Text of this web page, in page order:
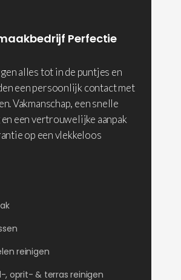
Perfectie
alles tot in de puntjes en
een persoonlijk contact met
Vakmanschap, een snelle
een vertrouwelijke aanpak
op een vlekkeloos
reinigen
, oprit- & terras reinigen